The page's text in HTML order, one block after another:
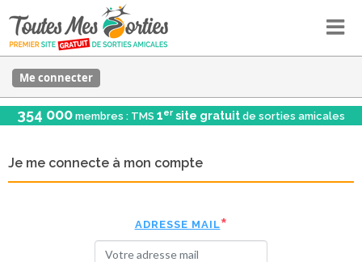
Me connecter
354 000 membres : TMS 1er site gratuit de sorties amicales
Je me connecte à mon compte
ADRESSE MAIL